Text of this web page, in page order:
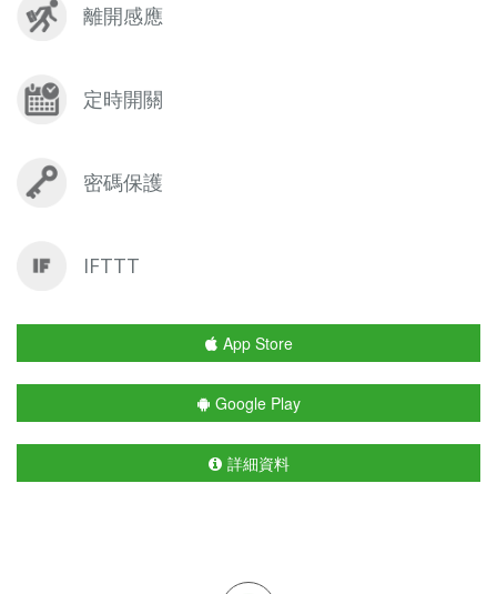
離開感應
定時開關
密碼保護
IFTTT
App Store
Google Play
詳細資料